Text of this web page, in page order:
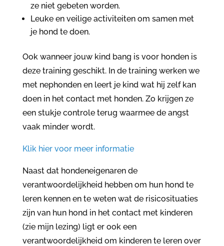
ze niet gebeten worden.
Leuke en veilige activiteiten om samen met
je hond te doen.
Ook wanneer jouw kind bang is voor honden is
deze training geschikt. In de training werken we
met nephonden en leert je kind wat hij zelf kan
doen in het contact met honden. Zo krijgen ze
een stukje controle terug waarmee de angst
vaak minder wordt.
Klik hier voor meer informatie
Naast dat hondeneigenaren de
verantwoordelijkheid hebben om hun hond te
leren kennen en te weten wat de risicosituaties
zijn van hun hond in het contact met kinderen
(zie mijn lezing) ligt er ook een
verantwoordelijkheid om kinderen te leren over